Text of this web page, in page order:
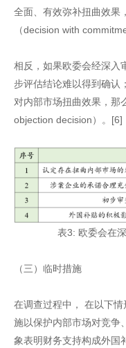
全面、有效弥补扭曲效果
（decision with
相反，如果欧委会经深入
步评估结论难以得到确认
对内部市场扭曲效果，那
objection decision）。[6]
表3: 欧委会在
（三）临时措施
在调查过程中， 在以下
施以保护内部市场对竞争
象表明财务支持构成外国